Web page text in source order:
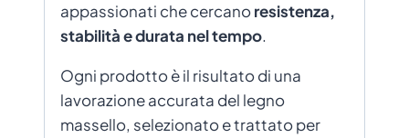
appassionati che cercanoresistenza,
stabilità e durata nel tempo.
Ogni prodotto è il risultato di una
lavorazione accurata del legno
massello, selezionato e trattato per